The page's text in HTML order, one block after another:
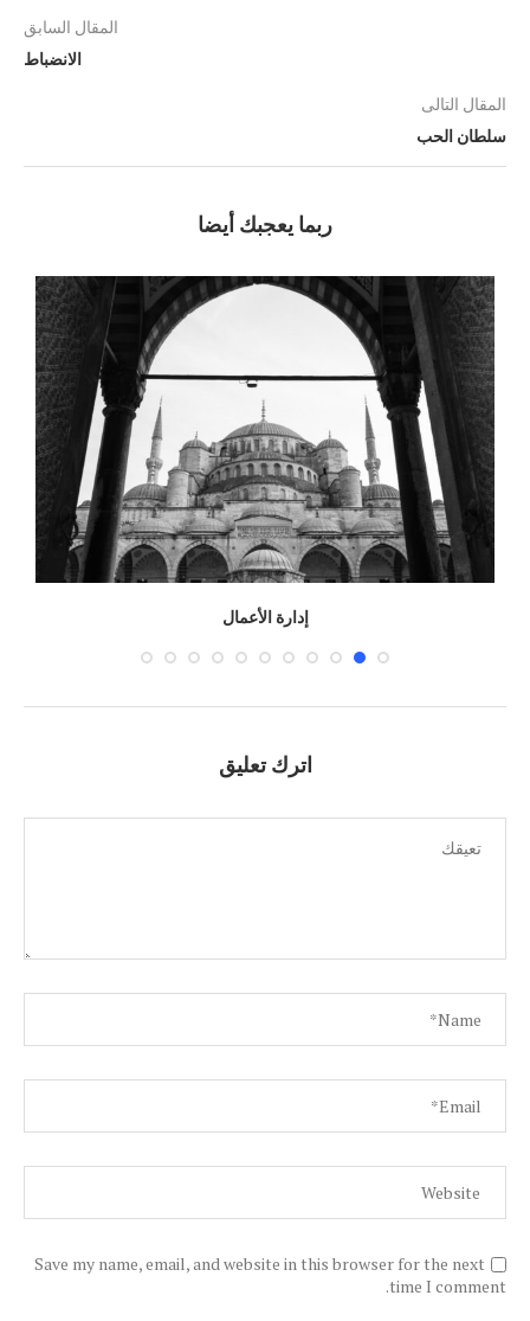
المقال السابق
الانضباط
المقال التالى
سلطان الحب
ربما يعجبك أيضا
إدارة الأعمال
اترك تعليق
Save my name, email, and website in this browser for the next
time I comment.